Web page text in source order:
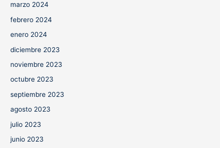
marzo 2024
febrero 2024
enero 2024
diciembre 2023
noviembre 2023
octubre 2023
septiembre 2023
agosto 2023
julio 2023
junio 2023